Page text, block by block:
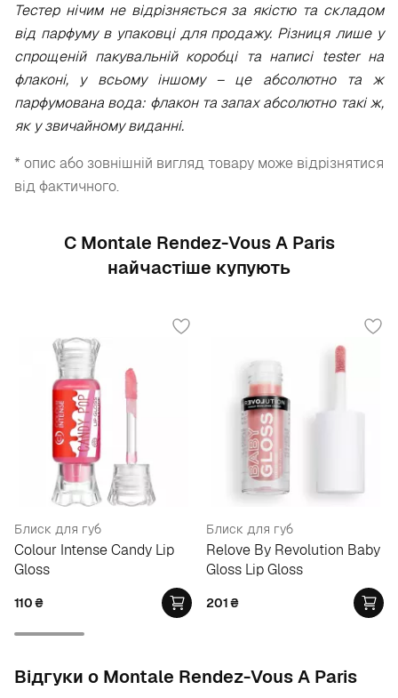
Тестер нічим не відрізняється за якістю та складом
від парфуму в упаковці для продажу. Різниця лише у
спрощеній пакувальній коробці та написі tester на
флаконі, у всьому іншому – це абсолютно та ж
парфумована вода: флакон та запах абсолютно такі ж,
як у звичайному виданні.
* опис або зовнішній вигляд товару може відрізнятися
від фактичного.
С Montale Rendez-Vous A Paris
найчастіше купують
Блиск для губ
Colour Intense Candy Lip
Gloss
110₴
Блиск для губ
Relove By Revolution Baby
Gloss Lip Gloss
201₴
Відгуки о Montale Rendez-Vous A Paris